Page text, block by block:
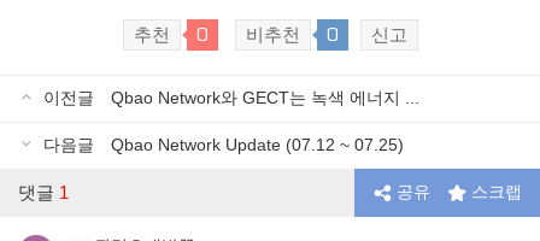
추천 0 비추천 0 신고
이전글 Qbao Network와 GECT는 녹색 에너지 ...
다음글 Qbao Network Update (07.12 ~ 07.25)
댓글 1 공유 스크랩